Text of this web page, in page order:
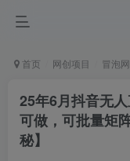
首页 网创项目 冒泡网
25年6月抖音无
可做，可批量矩
秘】